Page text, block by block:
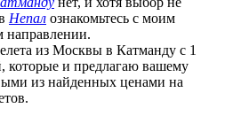
Непал ознакомьтесь с моим
направлении.
из Москвы в Катманду с 1
которые и предлагаю вашему
из найденных ценами на